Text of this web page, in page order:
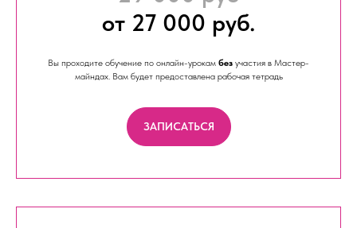
от 27 000 руб.
Вы проходите обучение по онлайн-урокам без участия в Мастер-
майндах. Вам будет предоставлена рабочая тетрадь
ЗАПИСАТЬСЯ